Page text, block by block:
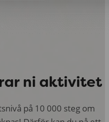
ni aktivitet
på 10 000 steg om